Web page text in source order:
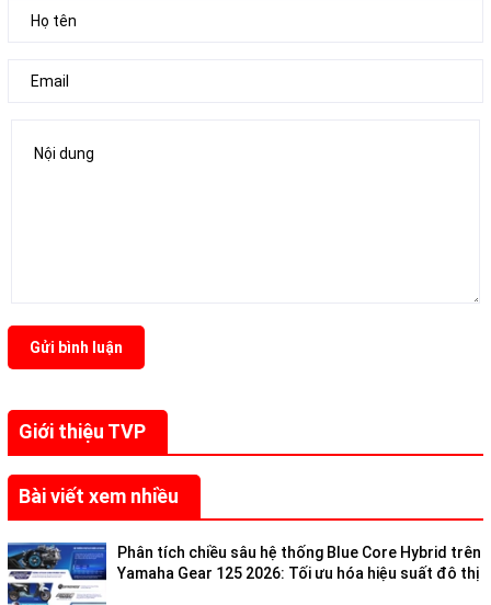
Giới thiệu TVP
Bài viết xem nhiều
Phân tích chiều sâu hệ thống Blue Core Hybrid trên
Yamaha Gear 125 2026: Tối ưu hóa hiệu suất đô thị
Gửi bình luận